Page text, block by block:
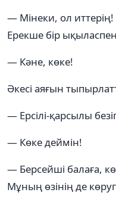
— Мінеки, ол иттерің!
Ерекше бір
— Кәне, көке!
Әкесі аяғын
— Ерсілі-қарсылы
— Көке деймін!
— Берсейші балаға,
Мұның өзінің де